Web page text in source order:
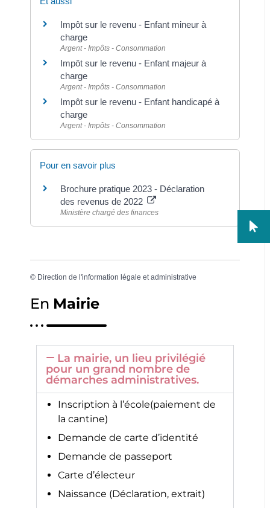
Impôt sur le revenu - Enfant mineur à
charge
Argent - Impôts - Consommation
Impôt sur le revenu - Enfant majeur à
charge
Argent - Impôts - Consommation
Impôt sur le revenu - Enfant handicapé à
charge
Argent - Impôts - Consommation
Pour en savoir plus
Brochure pratique 2023 - Déclaration
des revenus de 2022
Ministère chargé des finances
© Direction de l'information légale et administrative
En Mairie
La mairie, un lieu privilégié
pour un grand nombre de
démarches administratives.
Inscription à l’école(paiement de
la cantine)
Demande de carte d’identité
Demande de passeport
Carte d’électeur
Naissance (Déclaration, extrait)